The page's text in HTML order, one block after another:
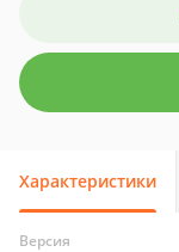
Характеристики
Версия